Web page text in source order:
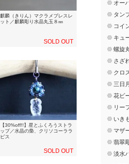
麒麟（きりん）マクラメブレスレ
ット／麒麟彫り水晶丸玉８㎜
SOLD OUT
【30%off!!】星とふくろうストラ
ップ／水晶の梟、クリソコーララ
ピス
SOLD OUT
オー
タン
コイ
キュ
螺旋
さざ
クロ
三日
花ビ
リー
いき
マザ
翡翠
淡水